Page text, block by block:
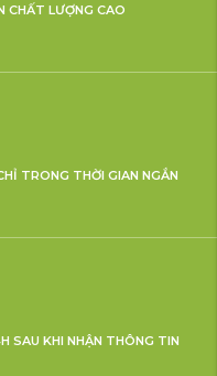
CHẤT LƯỢNG CAO
TRONG THỜI GIAN NGẮN
SAU KHI NHẬN THÔNG TIN